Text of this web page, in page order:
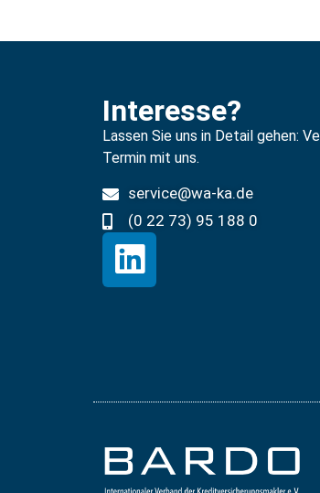
Interesse?
Lassen Sie uns in Detail gehen:
Termin mit uns.
service@wa-ka.de
(0 22 73) 95 188 0